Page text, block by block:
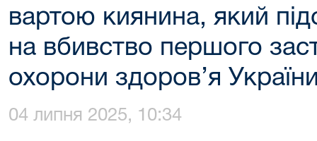
вартою киянина, який
на вбивство першого
охорони здоров’я
04 липня 2025, 10:34